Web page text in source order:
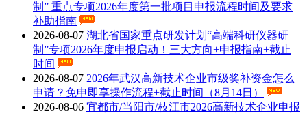
制” 重点专项2026年度第一批项目申报流程时间及要求
补助指南
2026-08-07 湖北省国家重点研发计划“高端科研仪器研
制”专项2026年度申报启动！三大方向+申报指南+截止
时间
2026-08-07 2026年武汉高新技术企业市级奖补资金怎么
申请？免申即享操作流程+截止时间（8月14日）
2026-08-06 宜都市/当阳市/枝江市2026高新技术企业申报